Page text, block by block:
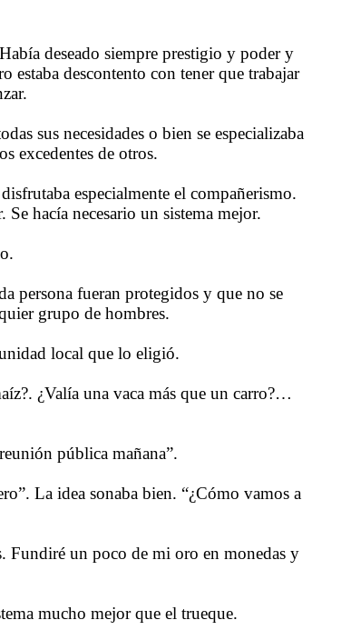
deseado siempre prestigio y poder y
estaba descontento con tener que trabajar
sus necesidades o bien se especializaba
excedentes de otros.
especialmente el compañerismo.
hacía necesario un sistema mejor.
persona fueran protegidos y que no se
grupo de hombres.
local que lo eligió.
¿Valía una vaca más que un carro?…
pública mañana”.
La idea sonaba bien. “¿Cómo vamos a
Fundiré un poco de mi oro en monedas y
mucho mejor que el trueque.